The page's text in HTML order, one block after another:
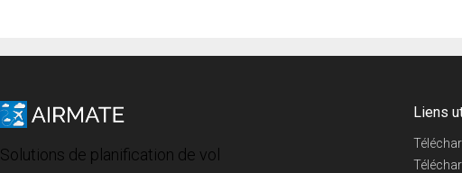
Solutions de planification de vol
Liens